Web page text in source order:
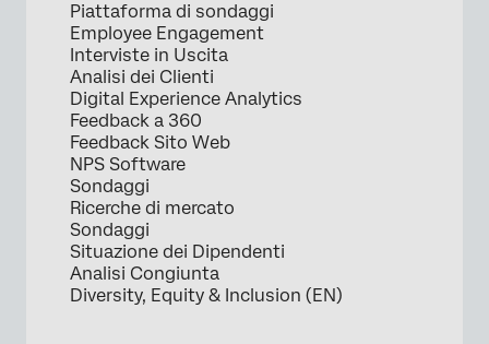
Piattaforma di sondaggi
Employee Engagement
Interviste in Uscita
Analisi dei Clienti
Digital Experience Analytics
Feedback a 360
Feedback Sito Web
NPS Software
Sondaggi
Ricerche di mercato
Sondaggi
Situazione dei Dipendenti
Analisi Congiunta
Diversity, Equity & Inclusion (EN)